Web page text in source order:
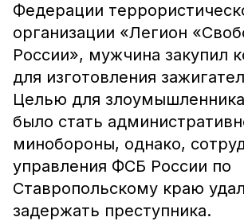
Федерации
организации «Легион
России», мужчина закупил
для изготовления
Целью для
было стать
минобороны, однако,
управления ФСБ России по
Ставропольскому краю
задержать преступника.